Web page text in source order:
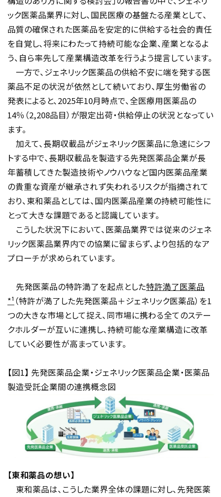
ック医薬品業界に対し、国民医療の基盤たる産業として、
品質の確保された医薬品を安定的に供給する社会的責任
を自覚し、将来にわたって持続可能な企業、産業となるよ
う、自ら率先して産業構造改革を行うよう提言しています。
一方で、ジェネリック医薬品の供給不安に端を発する医
薬品不足の状況が依然として続いており、厚生労働省の
発表によると、 2025年10月時点で、全医療用医薬品の
14％（2,208品目）が限定出荷・供給停止の状況となってい
ます。
加えて、長期収載品がジェネリック医薬品に急速にシフ
トする中で、長期収載品を製造する先発医薬品企業が長
年蓄積してきた製造技術やノウハウなど国内医薬品産業
の貴重な資産が継承されず失われるリスクが指摘されて
おり、東和薬品としては、国内医薬品産業の持続可能性に
とって大きな課題であると認識しています。
こうした状況下において、医薬品業界では従来のジェネ
リック医薬品業界内での協業に留まらず、より包括的なア
プローチが求められています。
先発医薬品の特許満了を起点とした特許満了医薬品
*¹ （特許が満了した先発医薬品＋ジェネリック医薬品）を1
つの大きな市場として捉え、同市場に携わる全てのステー
クホルダーが互いに連携し、持続可能な産業構造に改革
していく必要性が高まっています。
【図1】 先発医薬品企業・ジェネリック医薬品企業・医薬品
製造受託企業間の連携概念図
【東和薬品の想い】
東和薬品は、こうした業界全体の課題に対し、先発医薬